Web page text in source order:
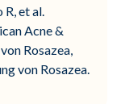
et al.
Acne &
Rosazea,
von Rosazea.